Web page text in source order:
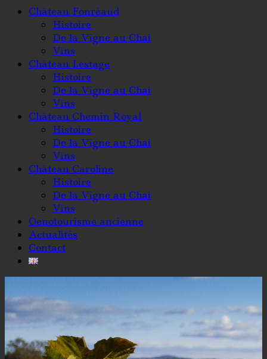
Château Fonréaud
Histoire
De la Vigne au Chai
Vins
Château Lestage
Histoire
De la Vigne au Chai
Vins
Château Chemin Royal
Histoire
De la Vigne au Chai
Vins
Château Caroline
Histoire
De la Vigne au Chai
Vins
Oenotourisme ancienne
Actualités
Contact